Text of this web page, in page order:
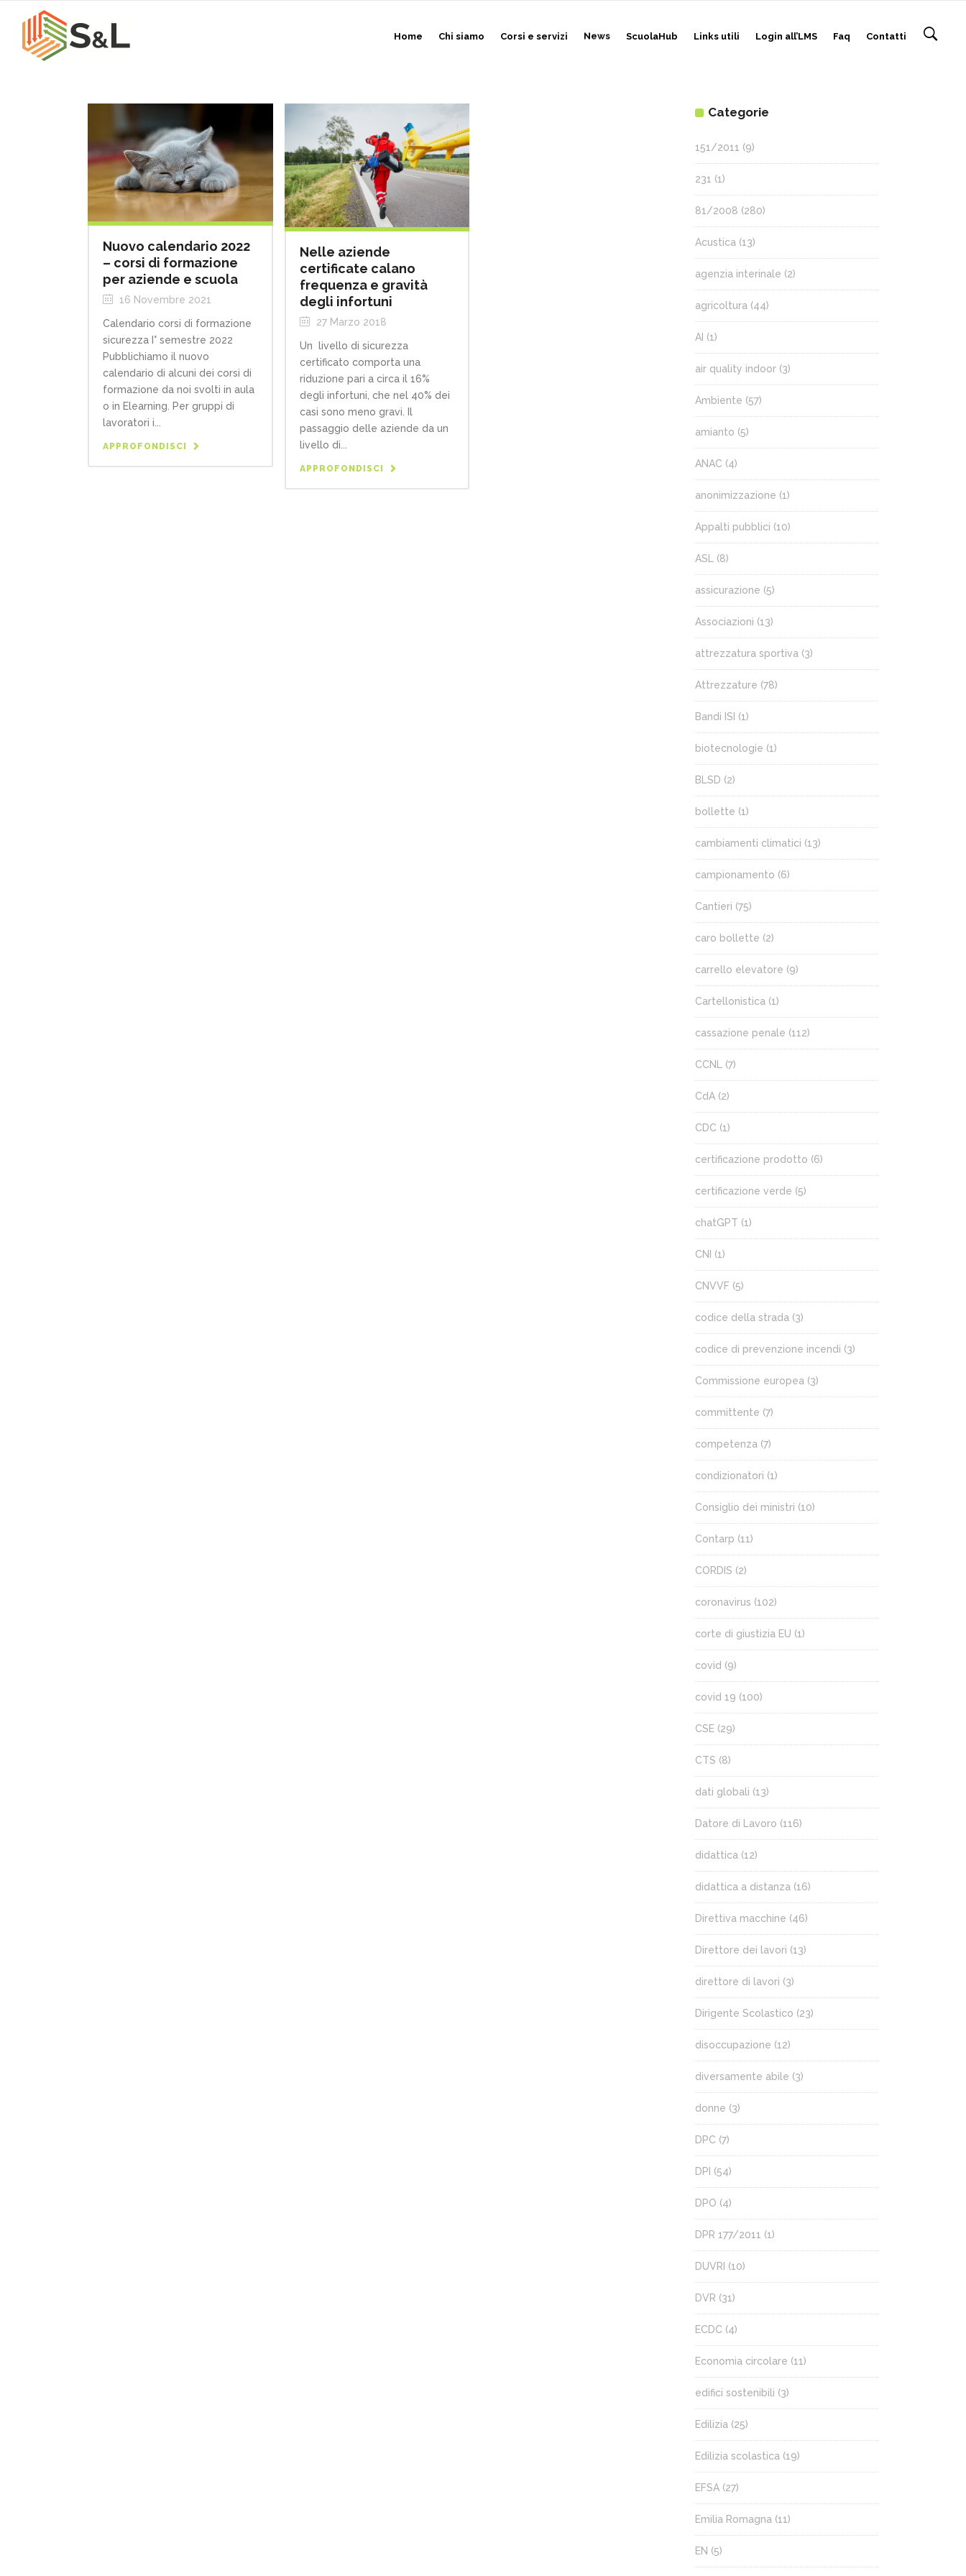
Home Chi siamo Corsi e servizi News ScuolaHub Links utili Login all’LMS Faq Contatti
Nuovo calendario 2022
– corsi di formazione
per aziende e scuola
16 Novembre 2021
Calendario corsi di formazione
sicurezza I° semestre 2022
Pubblichiamo il nuovo
calendario di alcuni dei corsi di
formazione da noi svolti in aula
o in Elearning. Per gruppi di
lavoratori i...
APPROFONDISCI
Nelle aziende
certificate calano
frequenza e gravità
degli infortuni
27 Marzo 2018
Un livello di sicurezza
certificato comporta una
riduzione pari a circa il 16%
degli infortuni, che nel 40% dei
casi sono meno gravi. Il
passaggio delle aziende da un
livello di...
APPROFONDISCI
Categorie
151/2011 (9)
231 (1)
81/2008 (280)
Acustica (13)
agenzia interinale (2)
agricoltura (44)
AI (1)
air quality indoor (3)
Ambiente (57)
amianto (5)
ANAC (4)
anonimizzazione (1)
Appalti pubblici (10)
ASL (8)
assicurazione (5)
Associazioni (13)
attrezzatura sportiva (3)
Attrezzature (78)
Bandi ISI (1)
biotecnologie (1)
BLSD (2)
bollette (1)
cambiamenti climatici (13)
campionamento (6)
Cantieri (75)
caro bollette (2)
carrello elevatore (9)
Cartellonistica (1)
cassazione penale (112)
CCNL (7)
CdA (2)
CDC (1)
certificazione prodotto (6)
certificazione verde (5)
chatGPT (1)
CNI (1)
CNVVF (5)
codice della strada (3)
codice di prevenzione incendi (3)
Commissione europea (3)
committente (7)
competenza (7)
condizionatori (1)
Consiglio dei ministri (10)
Contarp (11)
CORDIS (2)
coronavirus (102)
corte di giustizia EU (1)
covid (9)
covid 19 (100)
CSE (29)
CTS (8)
dati globali (13)
Datore di Lavoro (116)
didattica (12)
didattica a distanza (16)
Direttiva macchine (46)
Direttore dei lavori (13)
direttore di lavori (3)
Dirigente Scolastico (23)
disoccupazione (12)
diversamente abile (3)
donne (3)
DPC (7)
DPI (54)
DPO (4)
DPR 177/2011 (1)
DUVRI (10)
DVR (31)
ECDC (4)
Economia circolare (11)
edifici sostenibili (3)
Edilizia (25)
Edilizia scolastica (19)
EFSA (27)
Emilia Romagna (11)
EN (5)